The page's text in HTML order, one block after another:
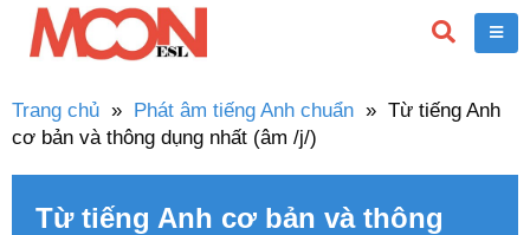
Trang chủ » Phát âm tiếng Anh chuẩn » Từ tiếng Anh
cơ bản và thông dụng nhất (âm /j/)
Từ tiếng Anh cơ bản và thông